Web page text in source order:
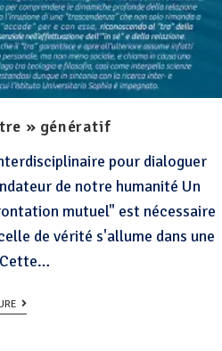
» génératif
pour dialoguer
de notre humanité Un
mutuel" est nécessaire
de vérité s'allume dans une